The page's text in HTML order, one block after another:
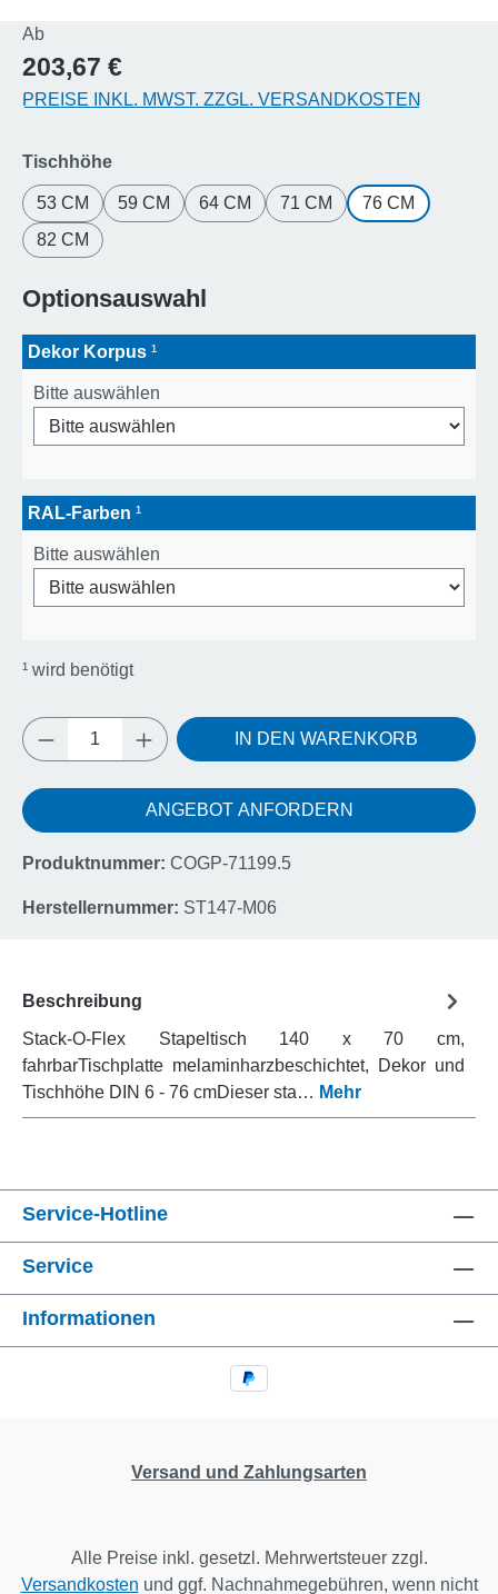
AbRegulärer Preis:
203,67 €
PREISE INKL. MWST. ZZGL. VERSANDKOSTEN
Tischhöheauswählen
53 CM 59 CM 64 CM 71 CM
76 CM
82 CM
Optionsauswahl
Dekor Korpus ¹
Bitte auswählen
RAL-Farben ¹
Bitte auswählen
¹ wird benötigt
Produkt Anzahl: Gib den gewünschten
IN DEN WARENKORB
ANGEBOT ANFORDERN
Produktnummer: COGP-71199.5
Herstellernummer: ST147-M06
Beschreibung
Stack-O-Flex Stapeltisch 140 x 70 cm,
fahrbarTischplatte melaminharzbeschichtet, Dekor und
Tischhöhe DIN 6 - 76 cmDieser sta… Mehr
Service-Hotline
Service
Informationen
Versand und Zahlungsarten
Alle Preise inkl. gesetzl. Mehrwertsteuer zzgl.
Versandkosten und ggf. Nachnahmegebühren, wenn nicht